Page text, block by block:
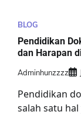
BLOG
Pendidikan
dan Harapan
Adminhunzzzz
Pendidikan
salah satu